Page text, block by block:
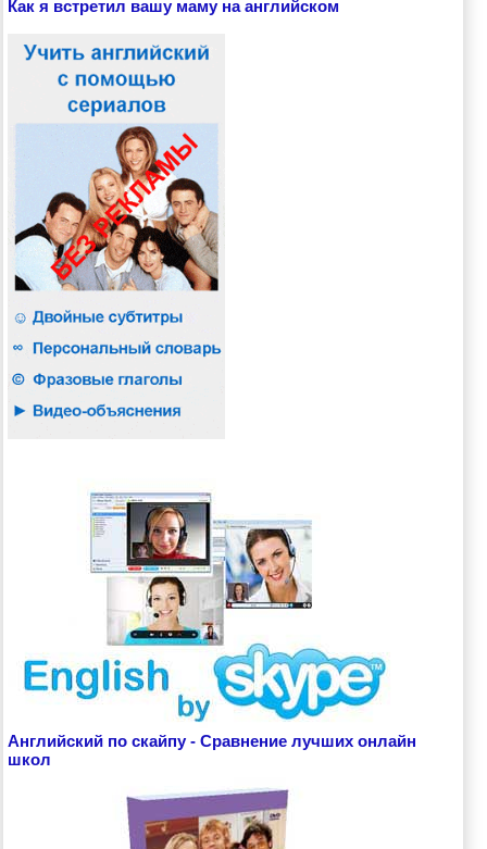
Как я встретил вашу маму на английском
Английский по скайпу - Сравнение лучших онлайн
школ